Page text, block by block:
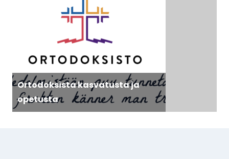
Ortodoksista kasvatusta ja
opetusta